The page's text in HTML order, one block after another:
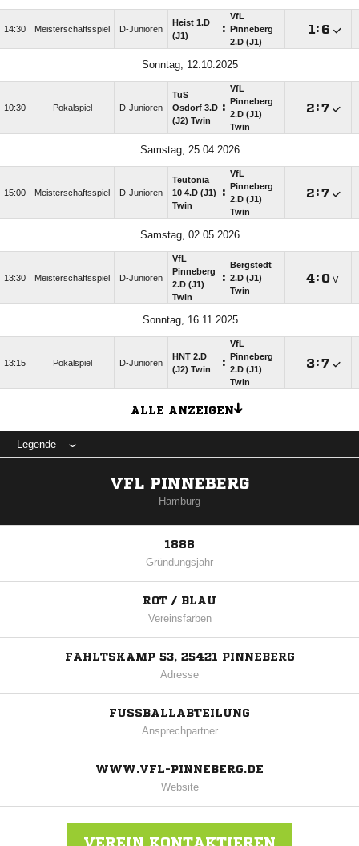
14:30 Meisterschaftsspiel D-Junioren
Heist 1.D
(J1)
:
VfL
Pinneberg
2.D (J1)
: 
Sonntag, 12.10.2025
10:30 Pokalspiel D-Junioren
TuS
Osdorf 3.D
(J2) Twin
:
VfL
Pinneberg
2.D (J1)
Twin
:
Samstag, 25.04.2026
15:00 Meisterschaftsspiel D-Junioren
Teutonia
10 4.D (J1)
Twin
:
VfL
Pinneberg
2.D (J1)
Twin
:
Samstag, 02.05.2026
13:30 Meisterschaftsspiel D-Junioren
VfL
Pinneberg
2.D (J1)
Twin
:
Bergstedt
2.D (J1)
Twin
:  V
Sonntag, 16.11.2025
13:15 Pokalspiel D-Junioren
HNT 2.D
(J2) Twin
:
VfL
Pinneberg
2.D (J1)
Twin
:
ALLE ANZEIGEN
Legende
VFL PINNEBERG
Hamburg
1888
Gründungsjahr
ROT / BLAU
Vereinsfarben
FAHLTSKAMP 53, 25421 PINNEBERG
Adresse
FUSSBALLABTEILUNG
Ansprechpartner
WWW.VFL-PINNEBERG.DE
Website
VEREIN KONTAKTIEREN